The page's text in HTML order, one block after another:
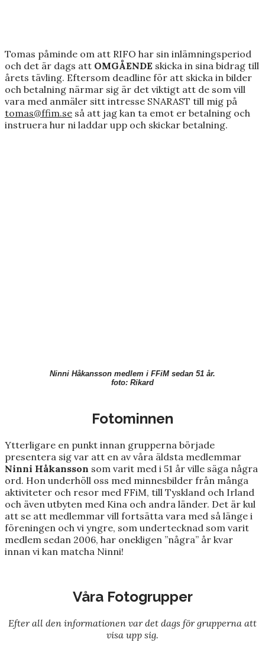
Tomas påminde om att RIFO har sin inlämningsperiod
och det är dags att OMGÅENDE skicka in sina bidrag till
årets tävling. Eftersom deadline för att skicka in bilder
och betalning närmar sig är det viktigt att de som vill
vara med anmäler sitt intresse SNARAST till mig på
tomas@ffim.se så att jag kan ta emot er betalning och
instruera hur ni laddar upp och skickar betalning.
Ninni Håkansson medlem i FFiM sedan 51 år.
foto: Rikard
Fotominnen
Ytterligare en punkt innan grupperna började
presentera sig var att en av våra äldsta medlemmar
Ninni Håkansson som varit med i 51 år ville säga några
ord. Hon underhöll oss med minnesbilder från många
aktiviteter och resor med FFiM, till Tyskland och Irland
och även utbyten med Kina och andra länder. Det är kul
att se att medlemmar vill fortsätta vara med så länge i
föreningen och vi yngre, som undertecknad som varit
medlem sedan 2006, har onekligen ”några” år kvar
innan vi kan matcha Ninni!
Våra Fotogrupper
Efter all den informationen var det dags för grupperna att
visa upp sig.